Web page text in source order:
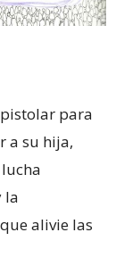
para
a su hija,
la
alivie las